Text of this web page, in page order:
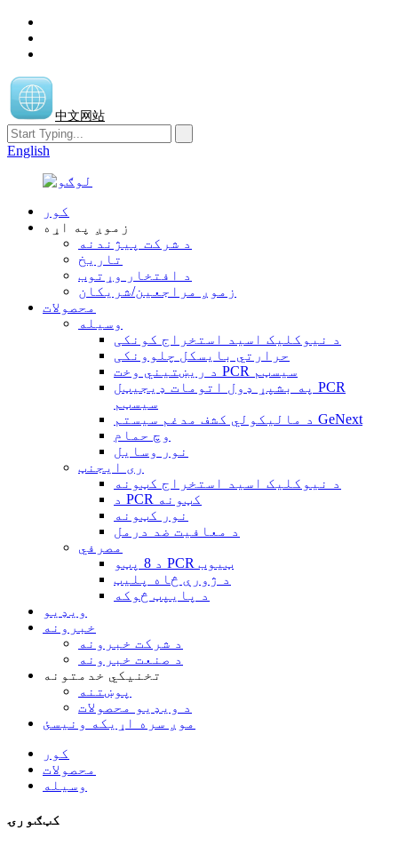
中文网站
English
کور
زموږ په اړه
د شرکت پیژندنه
تاریخ
د افتخار وړتوب
زموږ مراجعین/شریکان
محصولات
وسیله
د نیوکلیک اسید استخراج کونکی
حرارتي بایسکل چلوونکی
د ریښتیني وخت PCR سیسټم
په بشپړ ډول اتومات ډیجیټل PCR
سیسټم
د مالیکولي کشف مدغم سیستم GeNext
وچ حمام
نور وسایل
ری ایجنټ
د نیوکلیک اسید استخراج کټونه
د PCR کټونه
نور کټونه
د معافیت ضد درمل
مصرفي
د 8 پټو PCR ټیوب
د ژورې څاه پلیټ
د پایپټ څوکه
ویډیو
خبرونه
د شرکت خبرونه
د صنعت خبرونه
تخنیکي خدمتونه
پوښتنه
د ویډیو محصولات
موږ سره اړیکه ونیسئ
کور
محصولات
وسیله
کټګورۍ